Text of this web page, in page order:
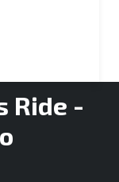
Ride -